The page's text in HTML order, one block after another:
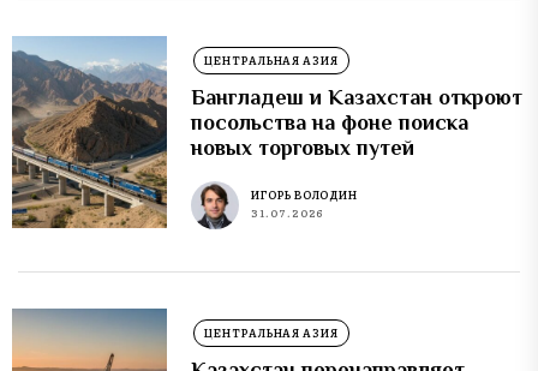
ЦЕНТРАЛЬНАЯ АЗИЯ
Бангладеш и Казахстан откроют
посольства на фоне поиска
новых торговых путей
ИГОРЬ ВОЛОДИН
31.07.2026
ЦЕНТРАЛЬНАЯ АЗИЯ